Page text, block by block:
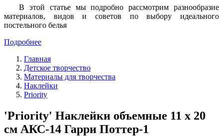
В этой статье мы подробно рассмотрим разнообразие
материалов, видов и советов по выбору идеального
постельного белья
Подробнее
Главная
Детское творчество
Материалы для творчества
Наклейки
Priority
'Priority' Наклейки объемные 11 х 20
см АКС-14 Гарри Поттер-1